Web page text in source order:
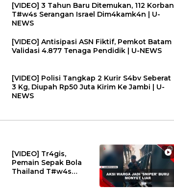
[VIDEO] 3 Tahun Baru Ditemukan, 112 Korban
T#w4s Serangan Israel Dim4kamk4n | U-
NEWS
[VIDEO] Antisipasi ASN Fiktif, Pemkot Batam
Validasi 4.877 Tenaga Pendidik | U-NEWS
[VIDEO] Polisi Tangkap 2 Kurir S4bv Seberat
3 Kg, Diupah Rp50 Juta Kirim Ke Jambi | U-
NEWS
[VIDEO] Tr4gis,
Pemain Sepak Bola
Thailand T#w4s